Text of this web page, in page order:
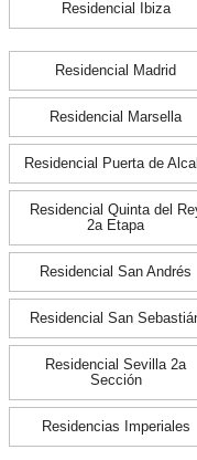
Residencial Ibiza
Residencial Madrid
Residencial Marsella
Residencial Puerta de
Residencial Quinta del
2a Etapa
Residencial San Andrés
Residencial San
Residencial Sevilla 2a
Sección
Residencias Imperiales